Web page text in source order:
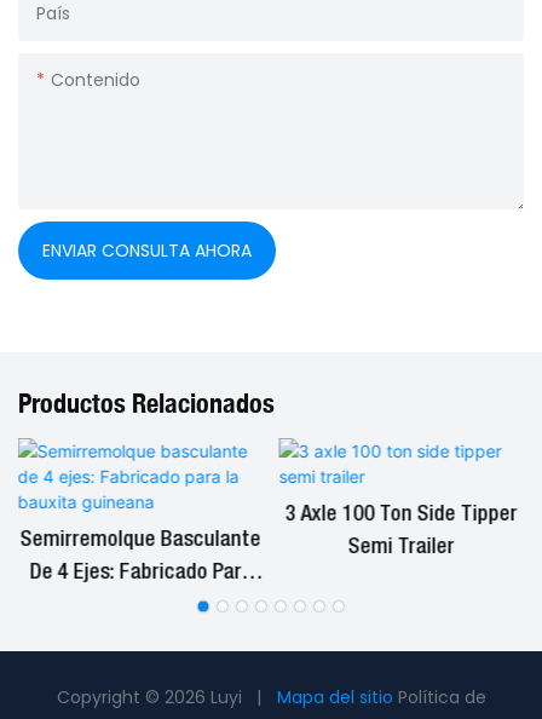
País
Contenido
ENVIAR CONSULTA AHORA
Productos Relacionados
Semirremolque Basculante
De 4 Ejes: Fabricado Para
La Bauxita Guineana
3 Axle 100 Ton Side Tipper
Semi Trailer
Copyright © 2026 Luyi | Mapa del sitio Política de